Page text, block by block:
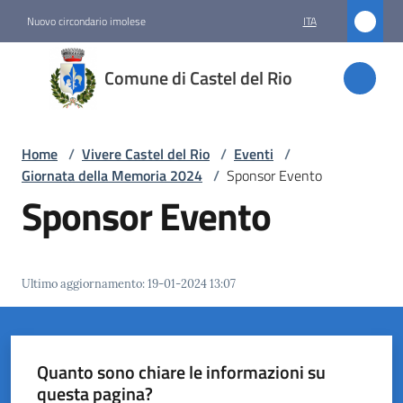
Nuovo circondario imolese ITA
Comune di Castel del Rio
Comune
di
Castel
Amministrazione
Vivere
Castel
Home / Vivere Castel del Rio / Eventi /
Giornata della Memoria 2024 / Sponsor Evento
Sponsor Evento
Ultimo aggiornamento:19-01-2024 13:07
Quanto sono chiare le informazioni su
questa pagina?